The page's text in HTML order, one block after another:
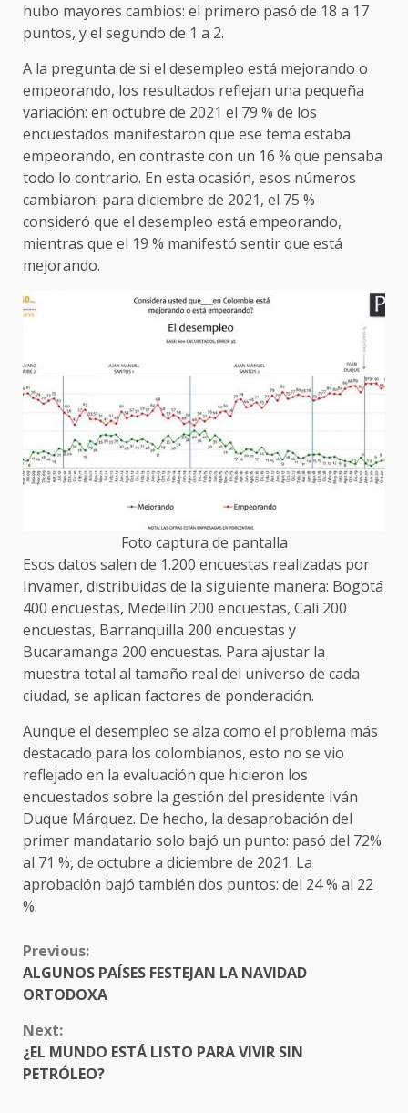
hubo mayores cambios: el primero pasó de 18 a 17
puntos, y el segundo de 1 a 2.
A la pregunta de si el desempleo está mejorando o
empeorando, los resultados reflejan una pequeña
variación: en octubre de 2021 el 79 % de los
encuestados manifestaron que ese tema estaba
empeorando, en contraste con un 16 % que pensaba
todo lo contrario. En esta ocasión, esos números
cambiaron: para diciembre de 2021, el 75 %
consideró que el desempleo está empeorando,
mientras que el 19 % manifestó sentir que está
mejorando.
Foto captura de pantalla
Esos datos salen de 1.200 encuestas realizadas por
Invamer, distribuidas de la siguiente manera: Bogotá
400 encuestas, Medellín 200 encuestas, Cali 200
encuestas, Barranquilla 200 encuestas y
Bucaramanga 200 encuestas. Para ajustar la
muestra total al tamaño real del universo de cada
ciudad, se aplican factores de ponderación.
Aunque el desempleo se alza como el problema más
destacado para los colombianos, esto no se vio
reflejado en la evaluación que hicieron los
encuestados sobre la gestión del presidente Iván
Duque Márquez. De hecho, la desaprobación del
primer mandatario solo bajó un punto: pasó del 72%
al 71 %, de octubre a diciembre de 2021. La
aprobación bajó también dos puntos: del 24 % al 22
%.
CONTINUE
READING
Previous:
ALGUNOS PAÍSES FESTEJAN LA NAVIDAD
ORTODOXA
Next:
¿EL MUNDO ESTÁ LISTO PARA VIVIR SIN
PETRÓLEO?